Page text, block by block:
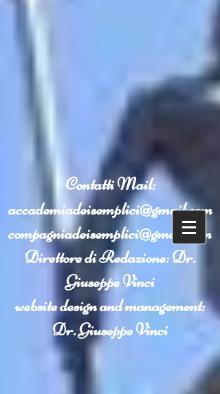
ContattiMail:
accademiadeisemplici@gmail.com
compagniadeisemplici@gmail.com
Direttore di Redazione: Dr.
Giuseppe Vinci
website design and management:
Dr. Giuseppe Vinci